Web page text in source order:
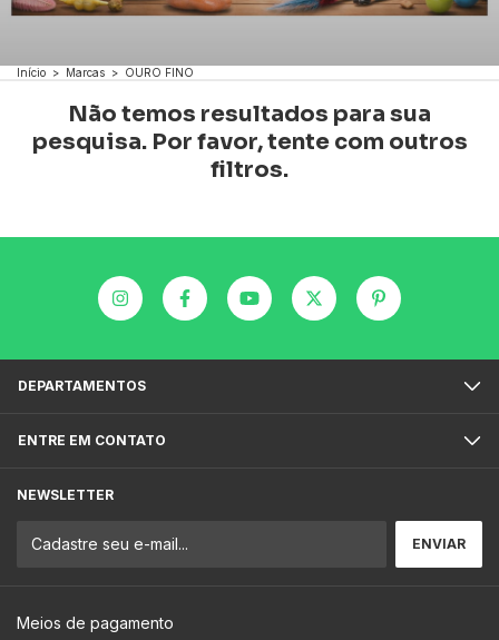
Início > Marcas > OURO FINO
Não temos resultados para sua
pesquisa. Por favor, tente com outros
filtros.
DEPARTAMENTOS
ENTRE EM CONTATO
NEWSLETTER
Meios de pagamento